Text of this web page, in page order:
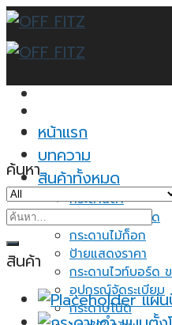
Skip
to
content
หน้าแรก
บทความ
สินค้าทั้งหมด
กระดานดำ
กระดานไวท์บอร์ด
กระดานไม้ก็อก
ป้ายแสดงราคา
กระดานไวท์บอร์ด
อุปกรณ์จัดระเบียบ
กระดาษโน้ต
ค้นหา
ค้นหา:
สินค้า
แผ่